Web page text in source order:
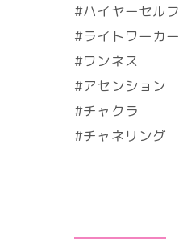
#ハイヤーセルフ
#ライトワーカー
#ワンネス
#アセンション
#チャクラ
#チャネリング